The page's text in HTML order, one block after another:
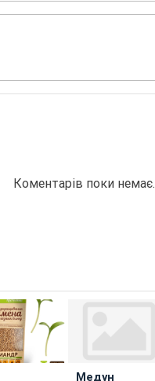
Коментарів поки немає.
Медун